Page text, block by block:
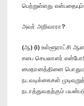
பெற்றுள்ளது
அவர் அறிவாரா?
(ஆ) (i) உள்ளூராட்சி
சபை செயலாளர்
மைதானத்தினை
நடவடிக்கைகள்
நடாத்துவதற்கும்